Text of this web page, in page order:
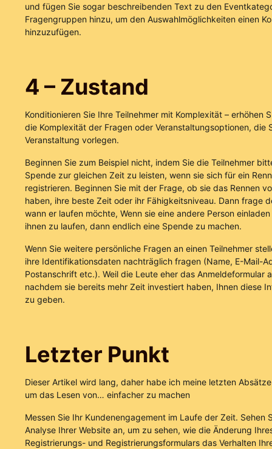
und fügen Sie sogar beschreibenden Text zu den
Fragengruppen hinzu, um den Auswahlmöglichkeiten einen
hinzuzufügen.
4 – Zustand
Konditionieren Sie Ihre Teilnehmer mit Komplexität – erhöhen
die Komplexität der Fragen oder Veranstaltungsoptionen, die
Veranstaltung vorlegen.
Beginnen Sie zum Beispiel nicht, indem Sie die Teilnehmer
Spende zur gleichen Zeit zu leisten, wenn sie sich für ein
registrieren. Beginnen Sie mit der Frage, ob sie das Rennen
haben, ihre beste Zeit oder ihr Fähigkeitsniveau. Dann frage
wann er laufen möchte, Wenn sie eine andere Person
ihnen zu laufen, dann endlich eine Spende zu machen.
Wenn Sie weitere persönliche Fragen an einen Teilnehmer
ihre Identifikationsdaten nachträglich fragen (Name, E-Mail-
Postanschrift etc.). Weil die Leute eher das Anmeldeformular
nachdem sie bereits mehr Zeit investiert haben, Ihnen diese
zu geben.
Letzter Punkt
Dieser Artikel wird lang, daher habe ich meine letzten
um das Lesen von… einfacher zu machen
Messen Sie Ihr Kundenengagement im Laufe der Zeit. Sehen
Analyse Ihrer Website an, um zu sehen, wie die Änderung
Registrierungs- und Registrierungsformulars das Verhalten